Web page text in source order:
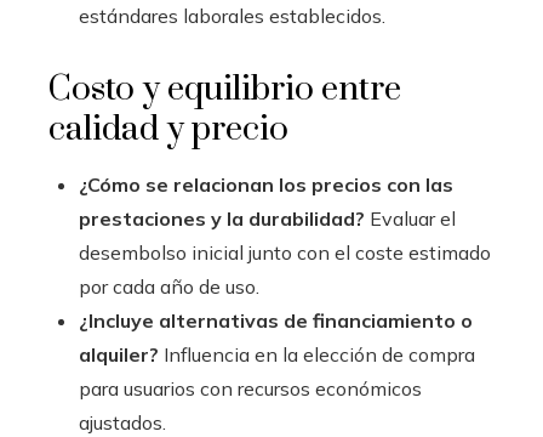
estándares laborales establecidos.
Costo y equilibrio entre
calidad y precio
¿Cómo se relacionan los precios con las
prestaciones y la durabilidad? Evaluar el
desembolso inicial junto con el coste estimado
por cada año de uso.
¿Incluye alternativas de financiamiento o
alquiler? Influencia en la elección de compra
para usuarios con recursos económicos
ajustados.